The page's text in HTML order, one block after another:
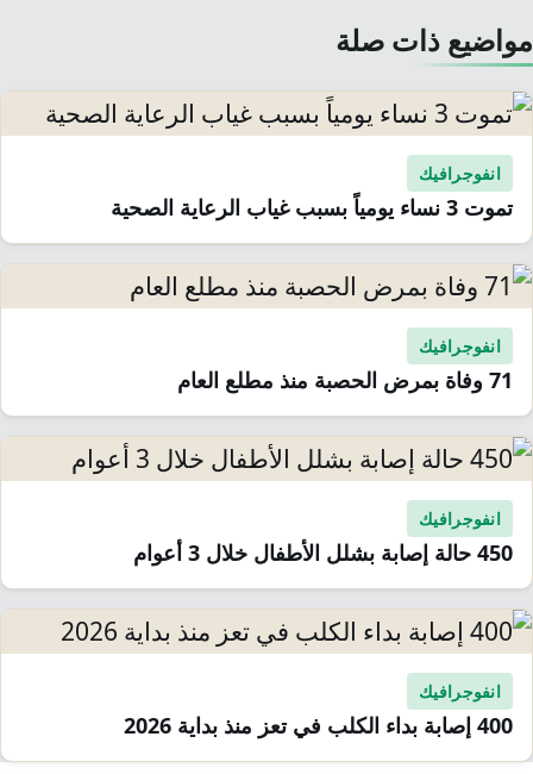
مواضيع ذات صلة
انفوجرافيك
تموت 3 نساء يومياً بسبب غياب الرعاية الصحية
انفوجرافيك
71 وفاة بمرض الحصبة منذ مطلع العام
انفوجرافيك
450 حالة إصابة بشلل الأطفال خلال 3 أعوام
انفوجرافيك
400 إصابة بداء الكلب في تعز منذ بداية 2026